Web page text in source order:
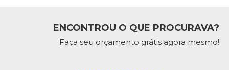
ENCONTROU O QUE PROCURAVA?
Faça seu orçamento grátis agora mesmo!